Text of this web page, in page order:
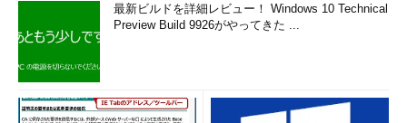
最新ビルドを詳細レビュー！ Windows 10 Technical
Preview Build 9926がやってきた ...